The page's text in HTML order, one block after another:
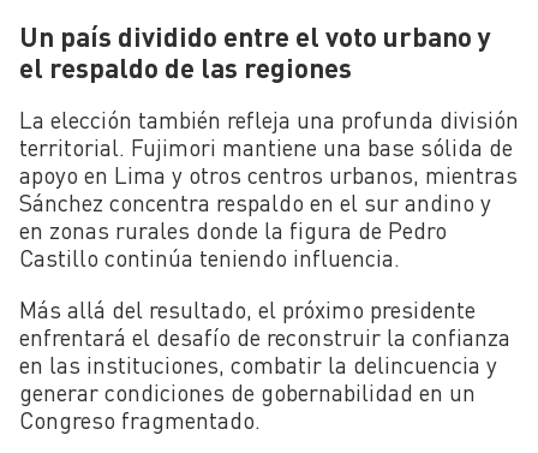
Un país dividido entre el voto urbano y
el respaldo de las regiones
La elección también refleja una profunda división
territorial. Fujimori mantiene una base sólida de
apoyo en Lima y otros centros urbanos, mientras
Sánchez concentra respaldo en el sur andino y
en zonas rurales donde la figura de Pedro
Castillo continúa teniendo influencia.
Más allá del resultado, el próximo presidente
enfrentará el desafío de reconstruir la confianza
en las instituciones, combatir la delincuencia y
generar condiciones de gobernabilidad en un
Congreso fragmentado.